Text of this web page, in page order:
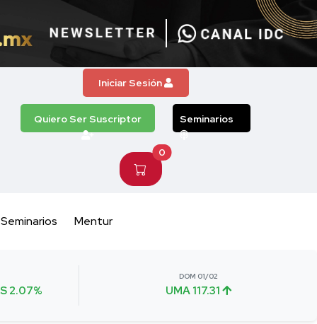
Iniciar Sesión
Quiero Ser Suscriptor Seminarios
0
Seminarios Mentur
2.07%
DOM 01/02
UMA 117.31